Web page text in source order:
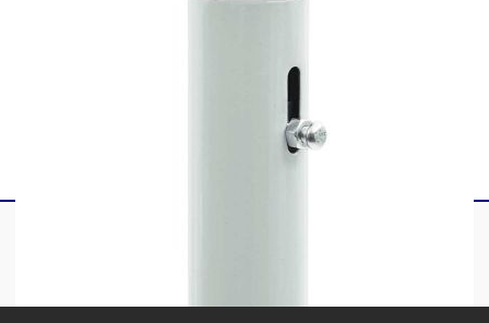
Включени монтажни аксесоари